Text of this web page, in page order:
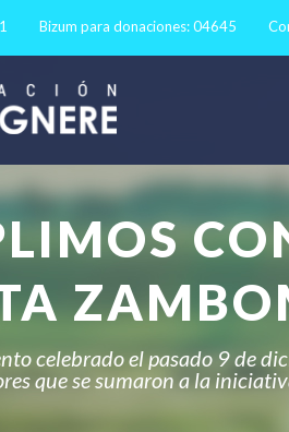
Bizum para donaciones: 04645
celebrado el pasado 9 de
que se sumaron a la